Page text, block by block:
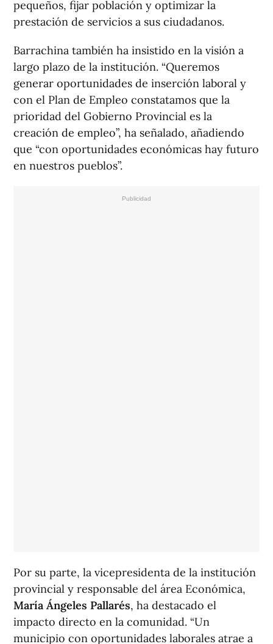
pequeños, fijar población y optimizar la
prestación de servicios a sus ciudadanos.
Barrachina también ha insistido en la visión a
largo plazo de la institución. “Queremos
generar oportunidades de inserción laboral y
con el Plan de Empleo constatamos que la
prioridad del Gobierno Provincial es la
creación de empleo”, ha señalado, añadiendo
que “con oportunidades económicas hay futuro
en nuestros pueblos”.
Por su parte, la vicepresidenta de la institución
provincial y responsable del área Económica,
María Ángeles Pallarés, ha destacado el
impacto directo en la comunidad. “Un
municipio con oportunidades laborales atrae a